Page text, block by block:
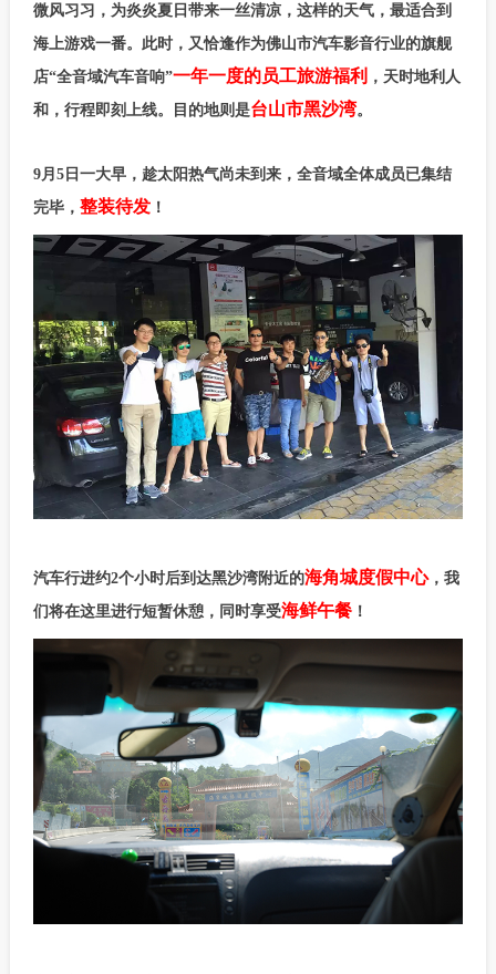
微风习习，为炎炎夏日带来一丝清凉，这样的天气，最适合到
海上游戏一番。此时，又恰逢作为佛山市汽车影音行业的旗舰
店“全音域汽车音响”一年一度的员工旅游福利 ，天时地利人
和，行程即刻上线。目的地则是台山市黑沙湾。
9月5日一大早，趁太阳热气尚未到来，全音域全体成员已集结
完毕，整装待发 ！
汽车行进约2个小时后到达黑沙湾附近的海角城度假中心，我
们将在这里进行短暂休憩，同时享受海鲜午餐 ！